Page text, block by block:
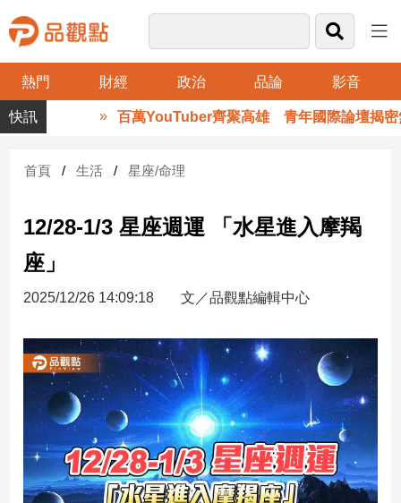
熱門 財經 政治 品論 影音
品
觀
財
台
灣
財
新
產
經/
市
地
產
百萬YouTuber齊聚高雄 青年國際論壇揭密無
首頁 生活 星座/命理
12/28-1/3 星座週運 「水星進入摩羯
座」
2025/12/26 14:09:18 文／品觀點編輯中心